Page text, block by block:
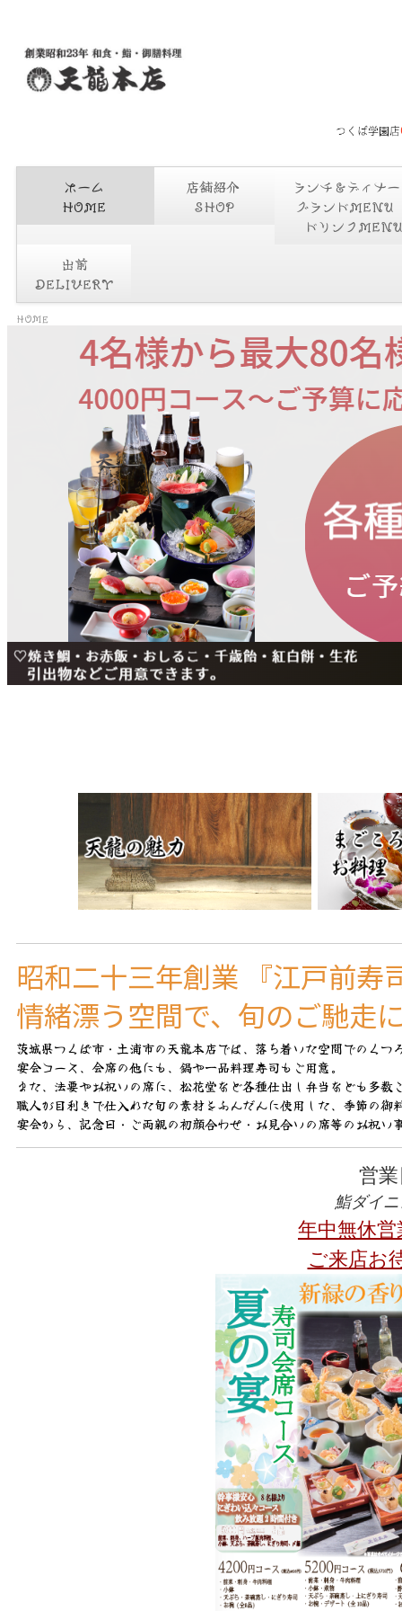
ホーム
HOME
店舗紹介
SHOP
ランチ＆ディ
グランド
ドリンクMENU
出前
DELIVERY
HOME
昭和二十三年創業 『江戸前
情緒漂う空間で、旬のご馳走
茨城県つくば市・土浦市の天龍本店では、落ち着いた空間でのくつ
宴会コース、会席の他にも、鍋や一品料理寿司もご用意。
また、法要やお祝いの席に、松花堂など各種仕出し弁当なども多数
職人が目利きで仕入れた旬の素材をふんだんに使用した、 季節の御
宴会から、記念日・ご両親の初顔合わせ・お見合いの席等のお祝い
営
鮨ダイ
年中無休営
ご来店お